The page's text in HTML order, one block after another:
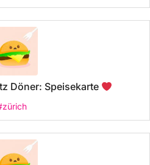
Döner: Speisekarte